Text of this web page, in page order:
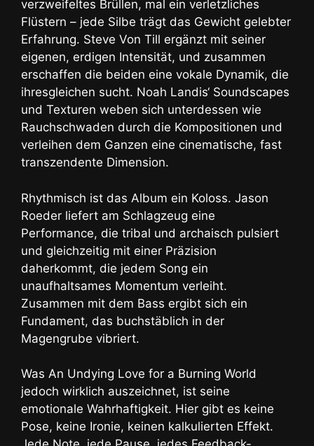
verzweifeltes Brüllen, mal ein verletzliches
Flüstern – jede Silbe trägt das Gewicht gelebter
Erfahrung. Steve Von Till ergänzt mit seiner
eigenen, erdigen Intensität, und zusammen
erschaffen die beiden eine vokale Dynamik, die
ihresgleichen sucht. Noah Landis‘ Soundscapes
und Texturen weben sich unterdessen wie
Rauchschwaden durch die Kompositionen und
verleihen dem Ganzen eine cinematische, fast
transzendente Dimension.
Rhythmisch ist das Album ein Koloss. Jason
Roeder liefert am Schlagzeug eine
Performance, die tribal und archaisch pulsiert
und gleichzeitig mit einer Präzision
daherkommt, die jedem Song ein
unaufhaltsames Momentum verleiht.
Zusammen mit dem Bass ergibt sich ein
Fundament, das buchstäblich in der
Magengrube vibriert.
Was An Undying Love for a Burning World
jedoch wirklich auszeichnet, ist seine
emotionale Wahrhaftigkeit. Hier gibt es keine
Pose, keine Ironie, keinen kalkulierten Effekt.